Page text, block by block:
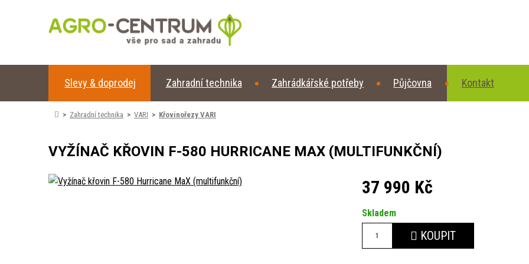
Slevy & doprodej Zahradní technika Zahrádkářské potřeby Půjčovna Kontakt
Zahradní technika VARI Křovinořezy VARI
VYŽÍNAČ KŘOVIN F-580 HURRICANE MAX (MULTIFUNKČNÍ)
37 990 Kč
Skladem
KOUPIT